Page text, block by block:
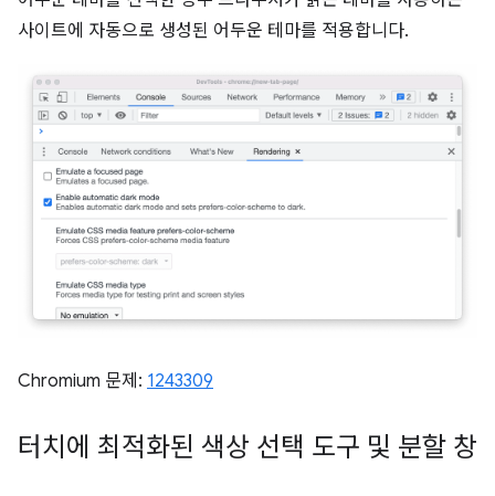
사이트에 자동으로 생성된 어두운 테마를 적용합니다.
Chromium 문제: 1243309
터치에 최적화된 색상 선택 도구 및 분할 창